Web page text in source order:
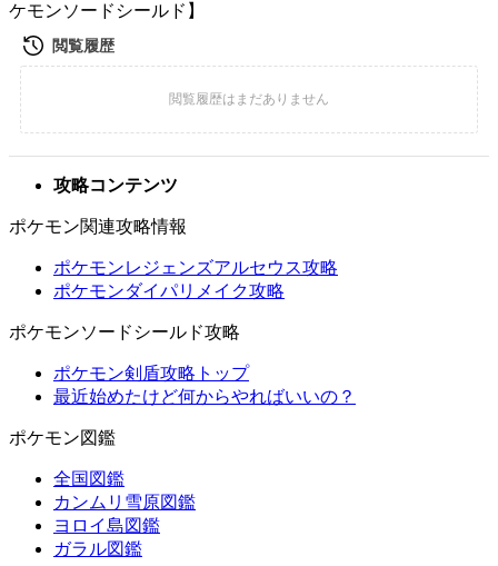
ケモンソードシールド】
攻略コンテンツ
ポケモン関連攻略情報
ポケモンレジェンズアルセウス攻略
ポケモンダイパリメイク攻略
ポケモンソードシールド攻略
ポケモン剣盾攻略トップ
最近始めたけど何からやればいいの？
ポケモン図鑑
全国図鑑
カンムリ雪原図鑑
ヨロイ島図鑑
ガラル図鑑